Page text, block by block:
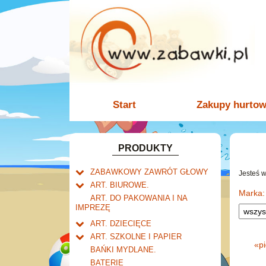
Start Zakupy
PRODUKTY
ZABAWKOWY ZAWRÓT GŁOWY
Welly.
Mały naukowiec.
Zabawki dla chłopców.
Akcesoria dla lalek.
ART. BIUROWE.
Kalendarze.
Wieloletnie
Dziurkacze i zszywacze.
Klipy i spinacze.
Korektory.
Skoroszyty, teczki i segregatory.
ART. DO PAKOWANIA I NA
IMPREZĘ
ART. DZIECIĘCE
Artykuły drogeryjne.
Produkty dla mamy i
ART. SZKOLNE I PAPIER
Tornistry, plecaki i walizki.
Drobne artykuły szkolne.
BAŃKI MYDLANE.
BATERIE
Jesteś
Marka:
«